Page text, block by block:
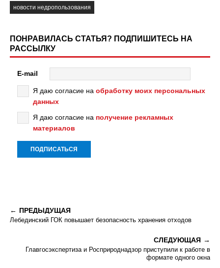
новости недропользования
ПОНРАВИЛАСЬ СТАТЬЯ? ПОДПИШИТЕСЬ НА
РАССЫЛКУ
E-mail
Я даю согласие на обработку моих персональных
данных
Я даю согласие на получение рекламных
материалов
ПРЕДЫДУЩАЯ
Лебединский ГОК повышает безопасность хранения отходов
СЛЕДУЮЩАЯ
Главгосэкспертиза и Росприроднадзор приступили к работе в
формате одного окна